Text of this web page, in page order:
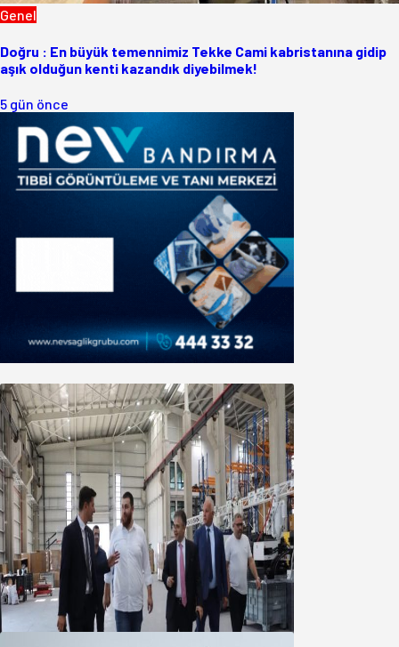
Genel
Doğru : En büyük temennimiz Tekke Cami kabristanına gidip
aşık olduğun kenti kazandık diyebilmek!
5 gün önce
Marmara OSB Müteşebbis Heyeti
Toplantısı gerçekleştirildi
05 Ağustos 2026